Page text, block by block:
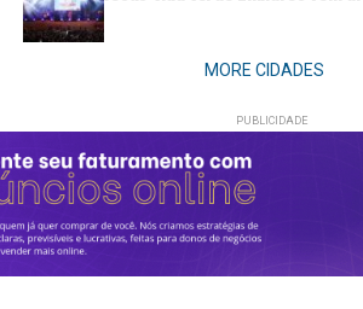
MORE CIDADES